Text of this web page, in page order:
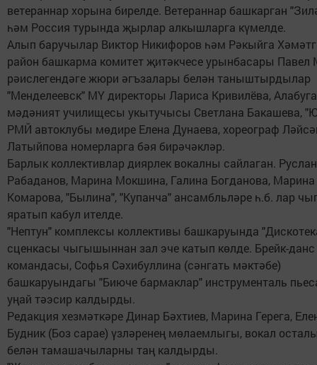
ветераннар хорына бирелде. Ветераннар башкарган
һәм Россия турында җырлар алкышларга күмелде.
Алып баручылар Виктор Никифоров һәм Рәкыйга
район башкарма комитет җитәкчесе урынбасары Павел
рәислегендәге жюри әгъзалары белән таныштырдылар
"Менделеевск" МҮ директоры Лариса Кривилёва, Алабуга
мәдәният училищесы укытучысы Светлана Бакашева,
РМЙ автоклубы мөдире Елена Дунаева, хореограф
Латыйпова номерларга бәя бирәчәкләр.
Барлык коллективлар диярлек вокалны сайлаган. Руслан
Рабаданов, Марина Мокшина, Галина Богданова, Марина
Комарова, "Былина", "Купанча" ансамбльләре һ.б. лар
яратып кабул ителде.
"Нептун" комплексы коллективы башкаруында
сценкасы чыгышыннан зал эче катып көлде. Брейк-данс
командасы, Софья Сәхибуллина (сәнгать мәктәбе)
башкаруындагы "Биюче бармаклар" инструменталь
уңай тәэсир калдырды.
Редакция хезмәткәре Динар Бәхтиев, Марина Герега,
Будник (Боз сарае) үзләренең мөлаемлыгы, вокал
белән тамашачыларны таң калдырды.